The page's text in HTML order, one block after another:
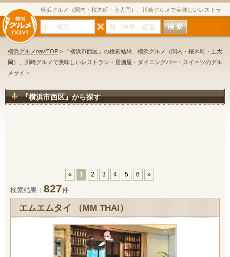
横浜グルメ（関内・桜木町・上大岡）、川崎グルメで美味しいレストラ
ン・居酒屋・ダイニングバー・スイーツのグルメサイト
横浜グルメnaviTOP > 『横浜市西区』の検索結果 横浜グルメ（関内・桜木町・上大
岡）、川崎グルメで美味しいレストラン・居酒屋・ダイニングバー・スイーツのグル
メサイト
『横浜市西区』から探す
« 1 2 3 4 5 6 »
検索結果： 827件
エムエムタイ （MM THAI）